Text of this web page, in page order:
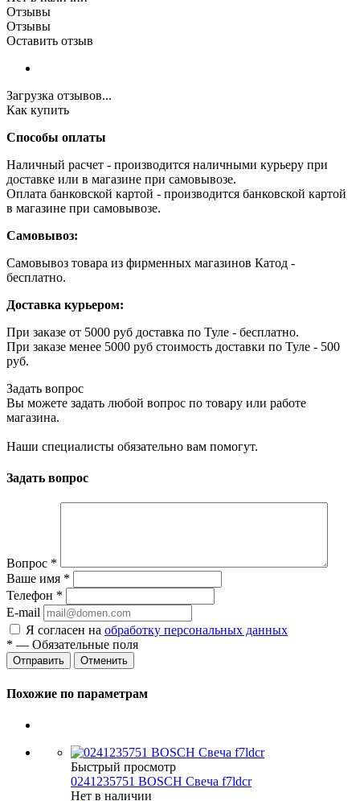
Отзывы
Отзывы
Оставить отзыв
Загрузка отзывов...
Как купить
Способы оплаты
Наличный расчет - производится наличными курьеру при
доставке или в магазине при самовывозе.
Оплата банковской картой - производится банковской картой
в магазине при самовывозе.
Самовывоз:
Самовывоз товара из фирменных магазинов Катод -
бесплатно.
Доставка курьером:
При заказе от 5000 руб доставка по Туле - бесплатно.
При заказе менее 5000 руб стоимость доставки по Туле - 500
руб.
Задать вопрос
Вы можете задать любой вопрос по товару или работе
магазина.
Наши специалисты обязательно вам помогут.
Задать вопрос
Вопрос *
Ваше имя *
Телефон *
E-mail
Я согласен на обработку персональных данных
* — Обязательные поля
Отменить
Похожие по параметрам
Быстрый просмотр
0241235751 BOSCH Свеча f7ldcr
Нет в наличии